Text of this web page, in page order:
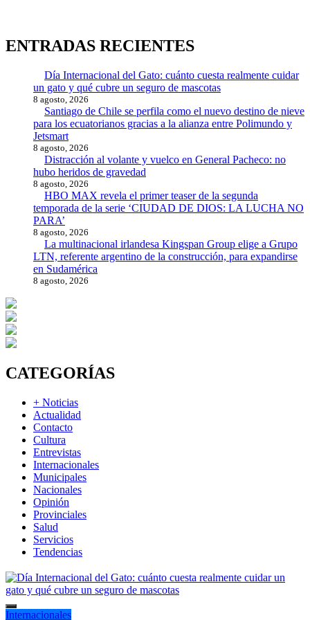
ENTRADAS RECIENTES
Día Internacional del Gato: cuánto cuesta realmente cuidar
un gato y qué cubre un seguro de mascotas
8 agosto, 2026
Santiago de Chile se perfila como el nuevo destino de nieve
para los ecuatorianos gracias a la alianza entre Polimundo y
Jetsmart
8 agosto, 2026
Distracción al volante y vuelco en General Pacheco: no
hubo heridos de gravedad
8 agosto, 2026
HBO MAX revela el primer teaser de la segunda
temporada de la serie ‘CIUDAD DE DIOS: LA LUCHA NO
PARA’
8 agosto, 2026
La multinacional irlandesa Kingspan Group elige a Grupo
LTN, referente argentino de la construcción, para expandirse
en Sudamérica
8 agosto, 2026
CATEGORÍAS
+ Noticias
Actualidad
Contacto
Cultura
Entrevistas
Internacionales
Municipales
Nacionales
Opinión
Provinciales
Salud
Servicios
Tendencias
Internacionales